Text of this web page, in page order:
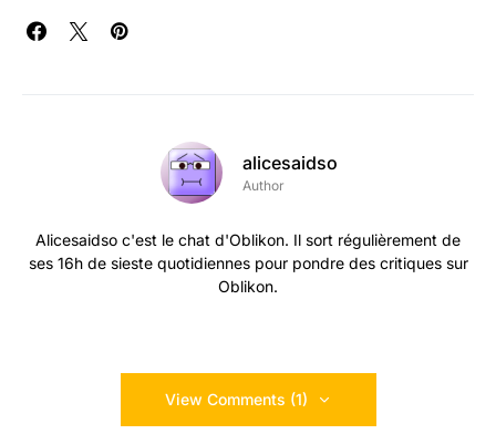
alicesaidso
Author
Alicesaidso c'est le chat d'Oblikon. Il sort régulièrement de
ses 16h de sieste quotidiennes pour pondre des critiques sur
Oblikon.
View Comments (1)